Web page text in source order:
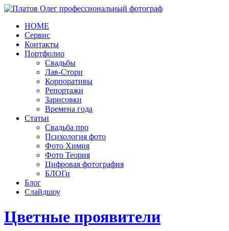
HOME
Сервис
Контакты
Портфолио
Свадьбы
Лав-Стори
Корпоративы
Репортажи
Зарисовки
Времена года
Статьи
Свадьба про
Психология фото
Фото Химия
Фото Теория
Цифровая фотография
БЛОГи
Блог
Слайдшоу
Цветные проявители